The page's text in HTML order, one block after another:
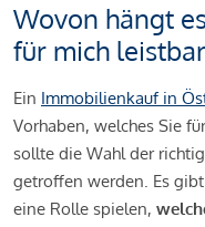
Wovon hängt
für mich
Ein Immobilienkauf in
Vorhaben, welches Sie
sollte die Wahl der
getroffen werden. Es
eine Rolle spielen,